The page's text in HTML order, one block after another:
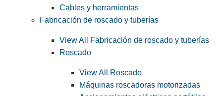
Cables y herramientas
Fabricación de roscado y tuberías
View All Fabricación de roscado y tuberías
Roscado
View All Roscado
Máquinas roscadoras motorizadas